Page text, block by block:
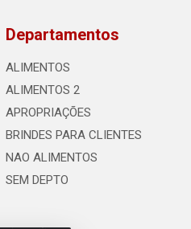
Departamentos
ALIMENTOS
ALIMENTOS 2
APROPRIAÇÕES
BRINDES PARA CLIENTES
NAO ALIMENTOS
SEM DEPTO